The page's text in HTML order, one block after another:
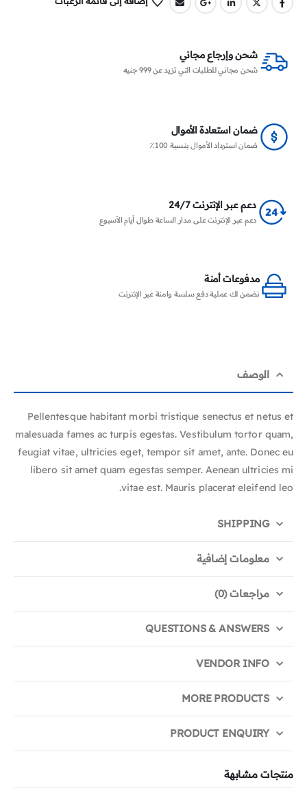
شحن وإرجاع مجاني
شحن مجاني للطلبات التي تزيد عن 999 جنيه
ضمان استعادة الأموال
ضمان استرداد الأموال بنسبة 100٪
دعم عبر الإنترنت 24/7
دعم عبر الإنترنت على مدار الساعة طوال أيام الأسبوع
مدفوعات أمنة
نضمن لك عملية دفع سلسة وامنة عبر الإنترنت
الوصف
Pellentesque habitant morbi tristique senectus et netus et
malesuada fames ac turpis egestas. Vestibulum tortor quam,
feugiat vitae, ultricies eget, tempor sit amet, ante. Donec eu
libero sit amet quam egestas semper. Aenean ultricies mi
vitae est. Mauris placerat eleifend leo.
SHIPPING
معلومات إضافية
مراجعات (0)
QUESTIONS & ANSWERS
VENDOR INFO
MORE PRODUCTS
PRODUCT ENQUIRY
منتجات مشابهة